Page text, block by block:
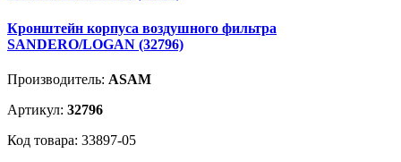
Кронштейн корпуса воздушного фильтра
SANDERO/LOGAN (32796)
Производитель: ASAM
Артикул: 32796
Код товара: 33897-05